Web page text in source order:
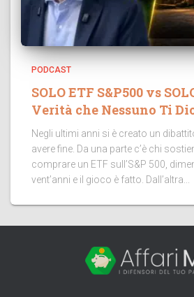
PODCAST
SOLO ETF S&P500 vs
Verità che Nessuno Ti
Negli ultimi anni si è creato un
avere fine. Da una parte c’è chi
comprare un ETF sull’S&P 500,
vent’anni e il gioco è fatto. Dall’altra...